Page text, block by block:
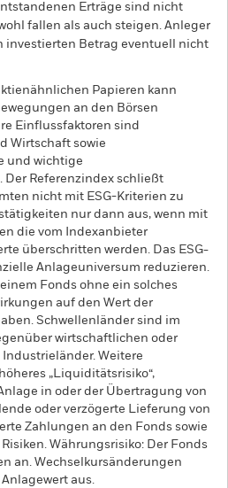
Erträge sind nicht
fallen als auch steigen. Anleger
investierten Betrag eventuell nicht
Papieren kann
an den Börsen
Einflussfaktoren sind
Wirtschaft sowie
und wichtige
Referenzindex schließt
nicht mit ESG-Kriterien zu
nur dann aus, wenn mit
die vom Indexanbieter
überschritten werden. Das ESG-
Anlageuniversum reduzieren.
Fonds ohne ein solches
auf den Wert der
Schwellenländer sind im
wirtschaftlichen oder
Weitere
„Liquiditätsrisiko“,
in oder der Übertragung von
oder verzögerte Lieferung von
Zahlungen an den Fonds sowie
Währungsrisiko: Der Fonds
an. Wechselkursänderungen
aus.